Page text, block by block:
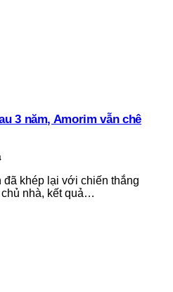
3 năm, Amorim vẫn chê
đã khép lại với chiến thắng
nhà, kết quả…